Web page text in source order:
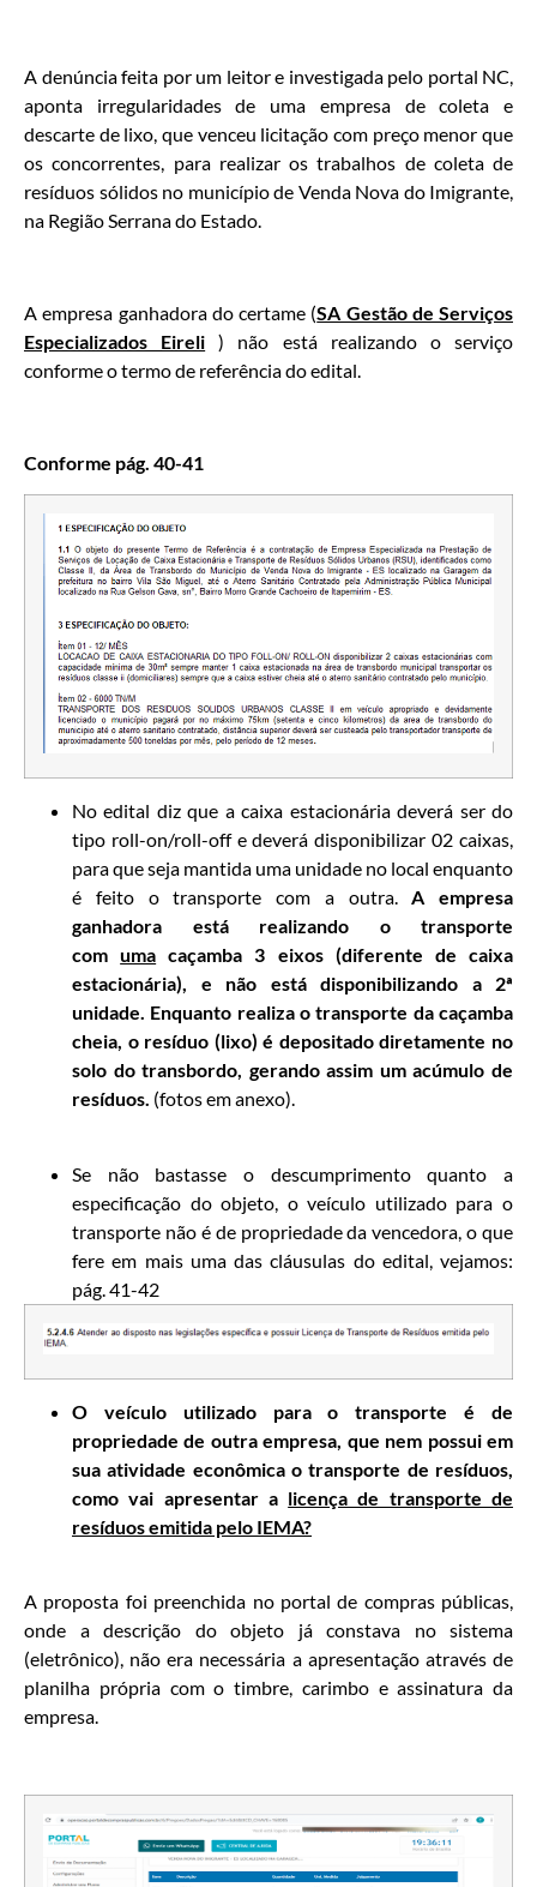
A denúncia feita por um leitor e investigada pelo portal NC,
aponta irregularidades de uma empresa de coleta e
descarte de lixo, que venceu licitação com preço menor que
os concorrentes, para realizar os trabalhos de coleta de
resíduos sólidos no município de Venda Nova do Imigrante,
na Região Serrana do Estado.
A empresa ganhadora do certame (SA Gestão de Serviços
Especializados Eireli ) não está realizando o serviço
conforme o termo de referência do edital.
Conforme pág. 40-41
No edital diz que a caixa estacionária deverá ser do
tipo roll-on/roll-off e deverá disponibilizar 02 caixas,
para que seja mantida uma unidade no local enquanto
é feito o transporte com a outra.A empresa
ganhadora está realizando o transporte
comuma caçamba 3 eixos (diferente de caixa
estacionária), e não está disponibilizando a 2ª
unidade. Enquanto realiza o transporte da caçamba
cheia, o resíduo (lixo) é depositado diretamente no
solo do transbordo, gerando assim um acúmulo de
resíduos. (fotos em anexo).
Se não bastasse o descumprimento quanto a
especificação do objeto, o veículo utilizado para o
transporte não é de propriedade da vencedora, o que
fere em mais uma das cláusulas do edital, vejamos:
pág. 41-42
O veículo utilizado para o transporte é de
propriedade de outra empresa, que nem possui em
sua atividade econômica o transporte de resíduos,
como vai apresentar a licença de transporte de
resíduos emitida pelo IEMA?
A proposta foi preenchida no portal de compras públicas,
onde a descrição do objeto já constava no sistema
(eletrônico), não era necessária a apresentação através de
planilha própria com o timbre, carimbo e assinatura da
empresa.